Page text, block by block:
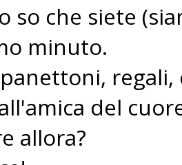
so che siete
minuto.
del
allora?